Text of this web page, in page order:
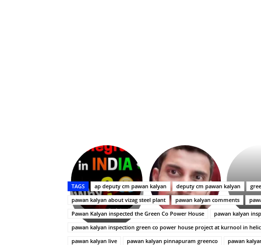
ప్రసాదం
లేకుండా
అసంపూర్ణం
Upasana:
భర్తపై
రివెంజ్
తీర్చుకున్న
ఉపాసన..
పాపం
రామ్
చరణ్
TAGS ap deputy cm pawan kalyan deputy cm pawan kalyan
pawan kalyan about vizag steel plant
pawan kalyan comments
Pawan Kalyan inspected the Green Co Power House
pawan kalyan
pawan kalyan inspection green co power house project at kurnool in
pawan kalyan live
pawan kalyan pinnapuram greenco pawan